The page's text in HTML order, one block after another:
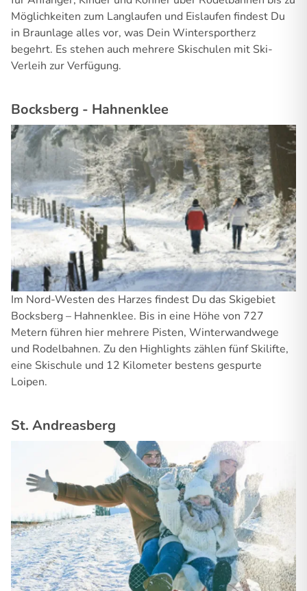
Möglichkeiten zum Langlaufen und Eislaufen findest Du
in Braunlage alles vor, was Dein Wintersportherz
begehrt. Es stehen auch mehrere Skischulen mit Ski-
Verleih zur Verfügung.
Bocksberg - Hahnenklee
Im Nord-Westen des Harzes findest Du das Skigebiet
Bocksberg – Hahnenklee. Bis in eine Höhe von 727
Metern führen hier mehrere Pisten, Winterwandwege
und Rodelbahnen. Zu den Highlights zählen fünf Skilifte,
eine Skischule und 12 Kilometer bestens gespurte
Loipen.
St. Andreasberg